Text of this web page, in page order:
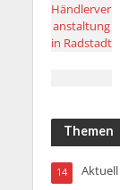
Themen
Aktuell
14